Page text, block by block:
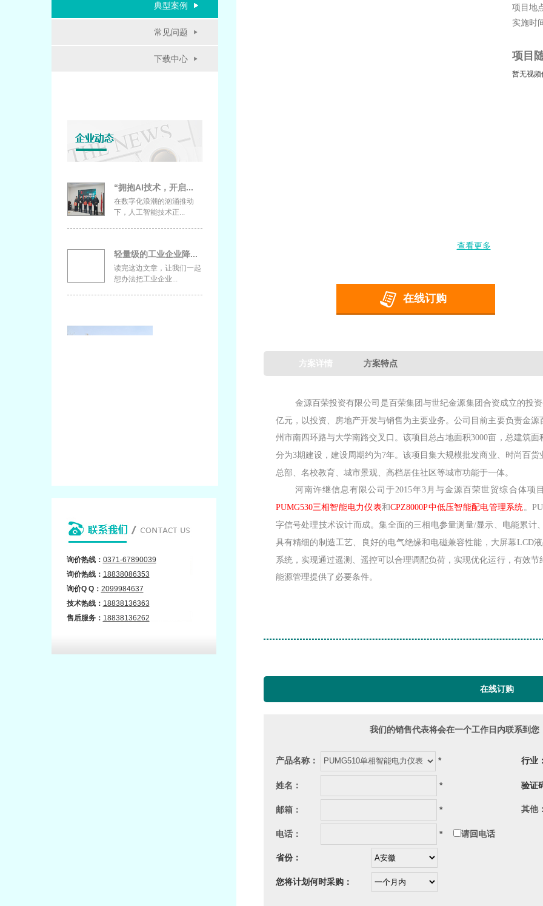
典型案例
常见问题
下载中心
“拥抱AI技术，开启...
在数字化浪潮的汹涌推动
下，人工智能技术正...
轻量级的工业企业降...
读完这边文章，让我们一起
想办法把工业企业...
询价热线： 0371-67890039
询价热线： 18838086353
询价Q Q： 2099984637
技术热线： 18838136363
售后服务： 18838136262
查看更多
项目地
实施时
项目
暂无视频
在线订购
方案详情 方案特点
金源百荣投资有限公司是百荣集团与世纪金源集团合资成立的投
亿元，以投资、房地产开发与销售为主要业务。公司目前主要负责金
州市南四环路与大学南路交叉口。该项目总占地面积3000亩，总建筑面
分为3期建设，建设周期约为7年。该项目集大规模批发商业、时尚百
总部、名校教育、城市景观、高档居住社区等城市功能于一体。
河南许继信息有限公司于2015年3 月与金源百荣世贸综合体项
PUMG530三相智能电力仪表和CPZ8000P中低压智能配电管理系统。
字信号处理技术设计而成。集全面的三相电参量测量/显示、电能累计
具有精细的制造工艺、良好的电气绝缘和电磁兼容性能，大屏幕LCD
系统，实现通过遥测、遥控可以合理调配负荷，实现优化运行，有效
能源管理提供了必要条件。
在线订购
我们的销售代表将会在一个工作日内联系到您
产品名称： *
姓名： *
邮箱： *
电话： * 请回电话
省份：
您将计划何时采购：
行
验证
其